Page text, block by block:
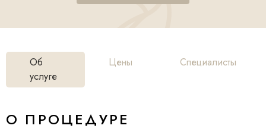
Об
услуге
Цены Специалисты
О ПРОЦЕДУРЕ